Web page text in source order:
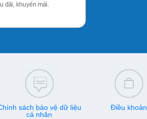
đãi, khuyến mãi.
sách bảo vệ dữ liệu
cá nhân
Điều khoản